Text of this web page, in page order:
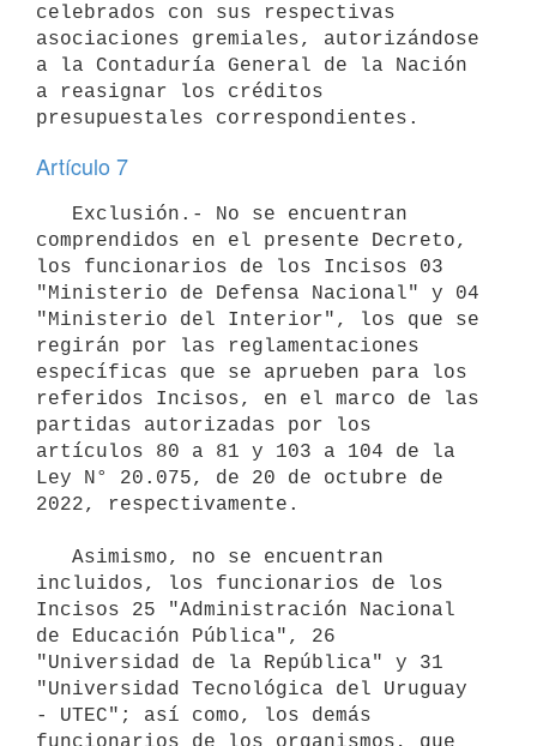
celebrados con sus respectivas
asociaciones gremiales, autorizándose
a la Contaduría General de la Nación
a reasignar los créditos
Artículo 7
comprendidos en el presente Decreto,
los funcionarios de los Incisos 03
"Ministerio de Defensa Nacional" y 04
"Ministerio del Interior", los que se
regirán por las reglamentaciones
específicas que se aprueben para los
referidos Incisos, en el marco de las
partidas autorizadas por los
artículos 80 a 81 y 103 a 104 de la
Ley N° 20.075, de 20 de octubre de
2022, respectivamente.
incluidos, los funcionarios de los
Incisos 25 "Administración Nacional
de Educación Pública", 26
"Universidad de la República" y 31
"Universidad Tecnológica del Uruguay
- UTEC"; así como, los demás